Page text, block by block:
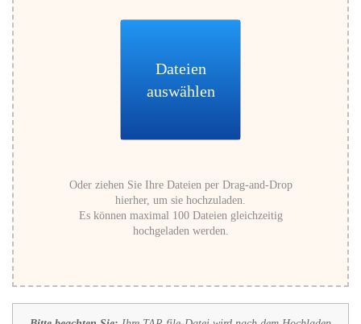
Dateien
auswählen
Oder ziehen Sie Ihre Dateien per Drag-and-Drop
hierher, um sie hochzuladen.
Es können maximal 100 Dateien gleichzeitig
hochgeladen werden.